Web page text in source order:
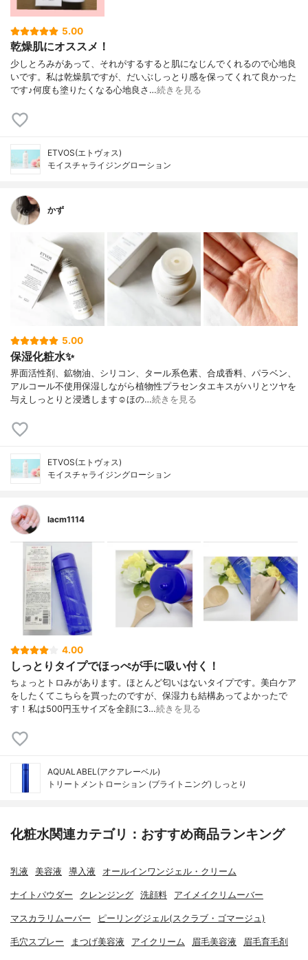
5.00
乾燥肌にオススメ！
少しとろみがあって、それがするすると肌になじんでくれるので心地良
いです。私は乾燥肌ですが、だいぶしっとり感を保ってくれて良かった
です♪何度も塗りたくなる心地良さ…続きを見る
ETVOS(エトヴォス)
モイスチャライジングローション
かず
5.00
保湿化粧水✨
界面活性剤、鉱物油、シリコン、タール系色素、合成香料、パラベン、
アルコール不使用保湿しながら植物性プラセンタエキスがハリとツヤを
与えしっとりと浸透します☺︎ほの…続きを見る
ETVOS(エトヴォス)
モイスチャライジングローション
lacm1114
4.00
しっとりタイプでほっぺが手に吸い付く！
ちょっとトロみがあります。ほとんど匂いはないタイプです。美白ケア
をしたくてこちらを買ったのですが、保湿力も結構あってよかったで
す！私は500円玉サイズを全顔に3…続きを見る
AQUALABEL(アクアレーベル)
トリートメントローション (ブライトニング) しっとり
化粧水関連カテゴリ：おすすめ商品ランキング
乳液 美容液 導入液 オールインワンジェル・クリーム
ナイトパウダー クレンジング 洗顔料 アイメイクリムーバー
マスカラリムーバー ピーリングジェル(スクラブ・ゴマージュ)
毛穴スプレー まつげ美容液 アイクリーム 眉毛美容液 眉毛育毛剤